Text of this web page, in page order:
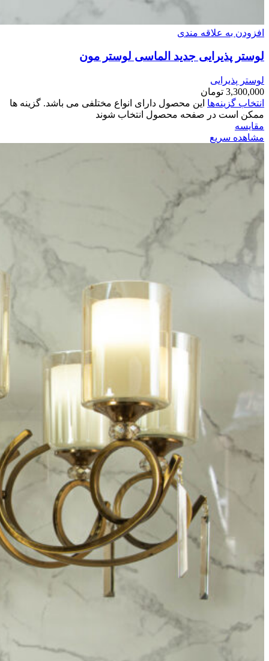
افزودن به علاقه مندی
لوستر پذیرایی جدید الماسی لوستر مون
لوستر پذیرایی
3,300,000 تومان
انتخاب گزینه‌ها این محصول دارای انواع مختلفی می باشد. گزینه ها
ممکن است در صفحه محصول انتخاب شوند
مقایسه
مشاهده سریع